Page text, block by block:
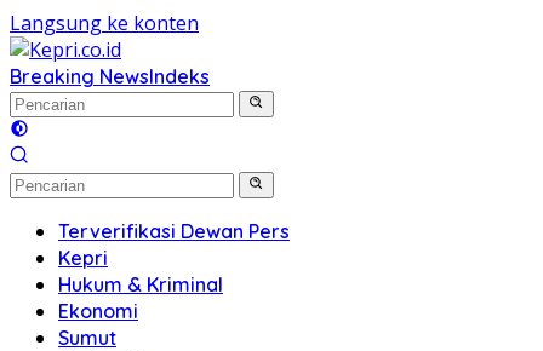
Langsung ke konten
Breaking NewsIndeks
Terverifikasi Dewan Pers
Kepri
Hukum & Kriminal
Ekonomi
Sumut